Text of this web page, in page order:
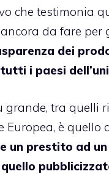
che testimonia
da fare per
dei
i paesi
grande, tra quelli
Europea, è quello
un prestito ad